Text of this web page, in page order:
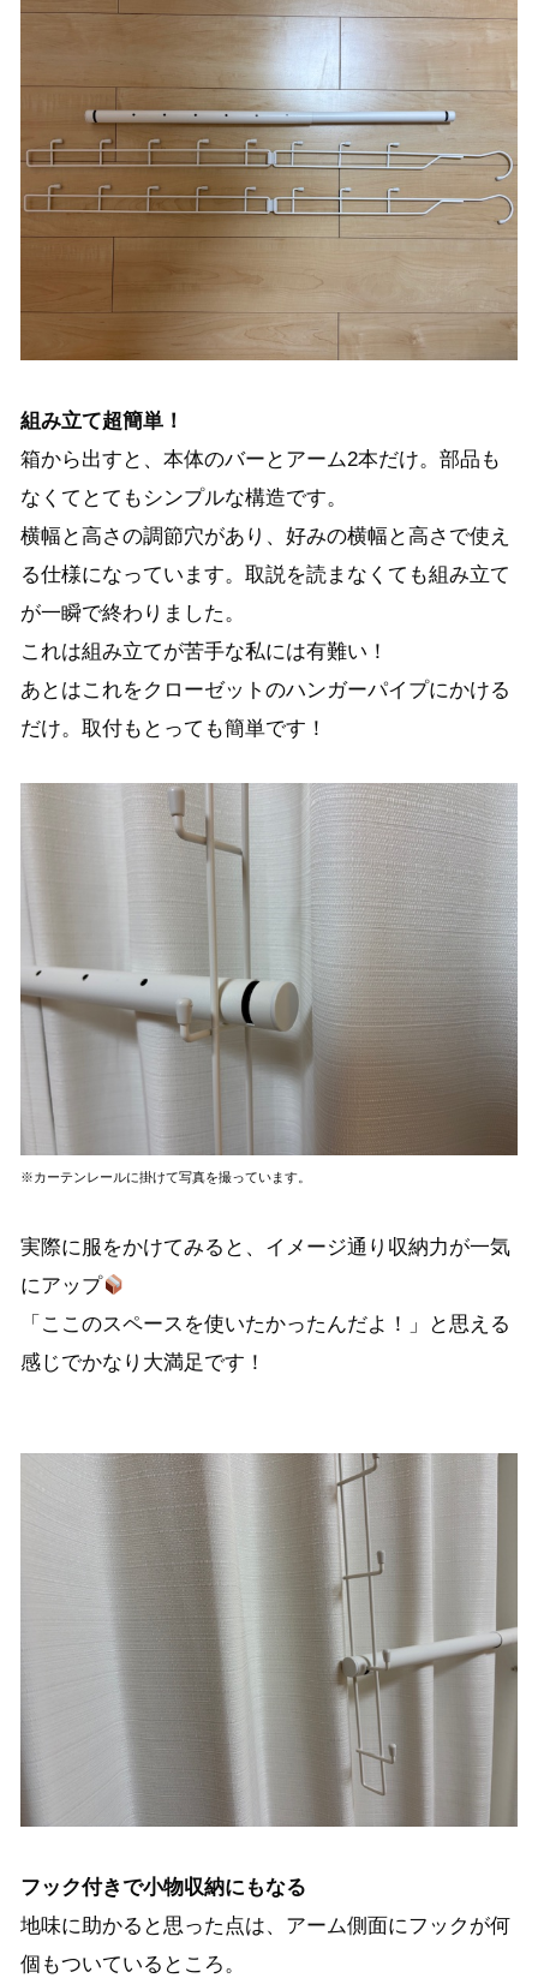
組み立て超簡単！
箱から出すと、本体のバーとアーム2本だけ。部品も
なくてとてもシンプルな構造です。
横幅と高さの調節穴があり、好みの横幅と高さで使え
る仕様になっています。取説を読まなくても組み立て
が一瞬で終わりました。
これは組み立てが苦手な私には有難い！
あとはこれをクローゼットのハンガーパイプにかける
だけ。取付もとっても簡単です！
※カーテンレールに掛けて写真を撮っています。
実際に服をかけてみると、イメージ通り収納力が一気
にアップ
「ここのスペースを使いたかったんだよ！」と思える
感じでかなり大満足です！
フック付きで小物収納にもなる
地味に助かると思った点は、アーム側面にフックが何
個もついているところ。